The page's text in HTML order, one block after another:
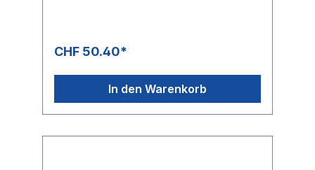
CHF 50.40*
In den Warenkorb